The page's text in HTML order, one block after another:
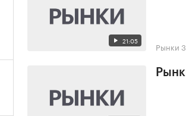
21:05 Рынки